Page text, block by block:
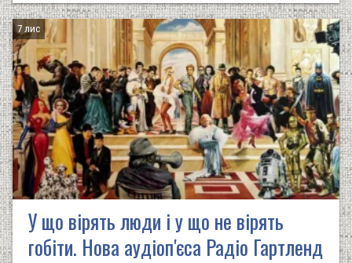
7 лис
У що вірять люди і у що не вірять
гобіти. Нова аудіоп'єса Радіо Гартленд